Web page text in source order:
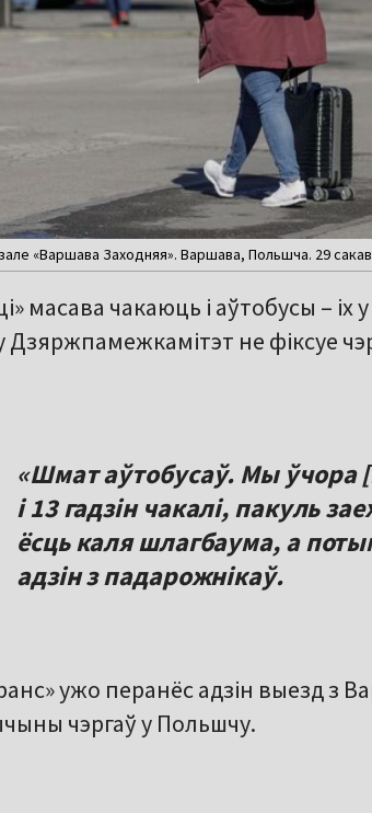
«Варшава Заходняя». Варшава, Польшча. 29
масава чакаюць і аўтобусы – іх
Дзяржпамежкамітэт не фіксуе
«Шмат аўтобусаў. Мы ўчора
і 13 гадзін чакалі, пакуль
ёсць каля шлагбаума, а
адзін з падарожнікаў.
ужо перанёс адзін выезд з
чэргаў у Польшчу.